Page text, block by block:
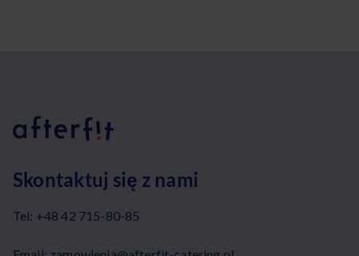
Skontaktuj się z nami
Tel: +48 42 715-80-85